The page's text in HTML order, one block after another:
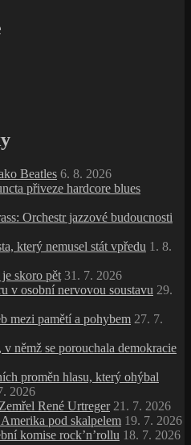
Beatles 6. 8. 2026
přiveze hardcore blues
Orchestr jazzové budoucnosti
který nemusel stát vpředu 1. 8.
skoro pět 31. 7. 2026
v osobní nervovou soustavu 29.
mezi pamětí a pohybem 27. 7.
němž se porouchala demokracie
proměn hlasu, který ohýbal
2026
René Urtreger 21. 7. 2026
pod skalpelem 19. 7. 2026
komise rock’n’rollu 18. 7. 2026